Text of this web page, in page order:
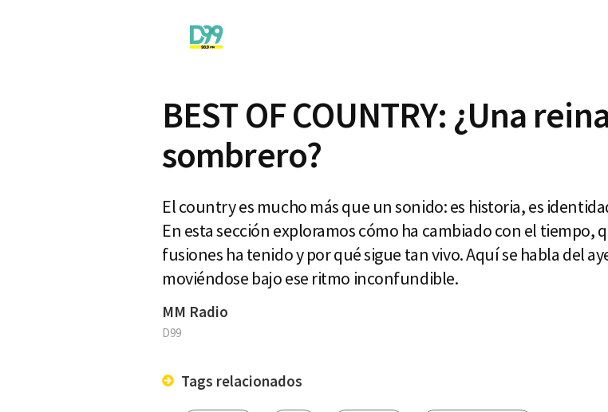
BEST OF COUNTRY: ¿Una
sombrero?
El country es mucho más que un sonido: es historia, es
En esta sección exploramos cómo ha cambiado con el tiempo,
fusiones ha tenido y por qué sigue tan vivo. Aquí se habla del
moviéndose bajo ese ritmo inconfundible.
MM Radio
D99
Tags relacionados